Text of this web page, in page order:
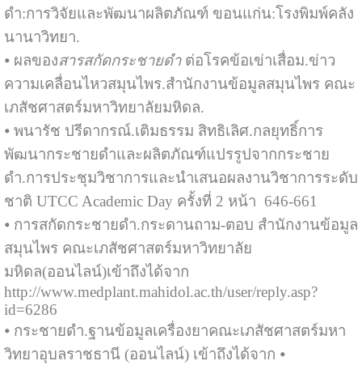
ดำ:การวิจัยและพัฒนาผลิตภัณฑ์ ขอนแก่น:โรงพิมพ์คลัง
นานาวิทยา.
⦁ ผลของสารสกัดกระชายดำ ต่อโรคข้อเข่าเสื่อม.ข่าว
ความเคลื่อนไหวสมุนไพร.สำนักงานข้อมูลสมุนไพร คณะ
เภสัชศาสตร์มหาวิทยาลัยมหิดล.
⦁ พนารัช ปรีดากรณ์.เติมธรรม สิทธิเลิศ.กลยุทธิ์การ
พัฒนากระชายดำและผลิตภัณฑ์แปรรูปจากกระชาย
ดำ.การประชุมวิชาการและนำเสนอผลงานวิชาการระดับ
ชาติ UTCC Academic Day ครั้งที่ 2 หน้า 646-661
⦁ การสกัดกระชายดำ.กระดานถาม-ตอบ สำนักงานข้อมูล
สมุนไพร คณะเภสัชศาสตร์มหาวิทยาลัย
มหิดล(ออนไลน์)เข้าถึงได้จาก
http://www.medplant.mahidol.ac.th/user/reply.asp?
id=6286
⦁ กระชายดำ.ฐานข้อมูลเครื่องยาคณะเภสัชศาสตร์มหา
วิทยาอุบลราชธานี (ออนไลน์) เข้าถึงได้จาก ⦁